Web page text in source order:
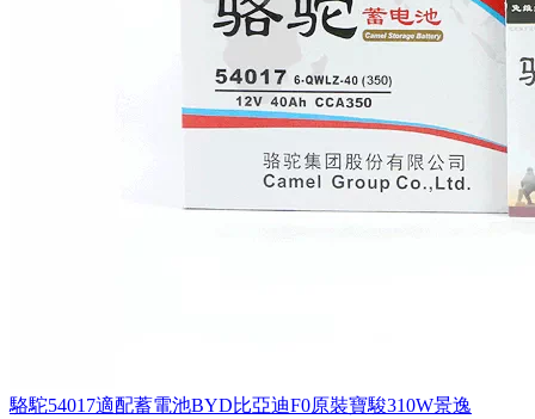
駱駝54017適配蓄電池BYD比亞迪F0原裝寶駿310W景逸